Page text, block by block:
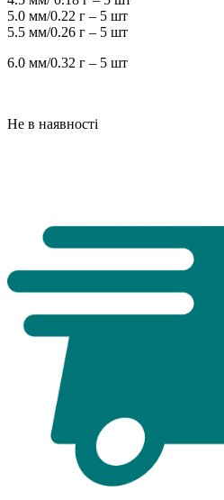
5.0 мм/0.22 г – 5 шт
5.5 мм/0.26 г – 5 шт
6.0 мм/0.32 г – 5 шт
Не в наявності